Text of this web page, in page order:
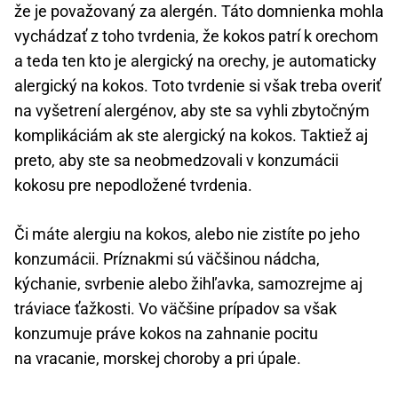
že je považovaný za alergén. Táto domnienka mohla
vychádzať z toho tvrdenia, že kokos patrí k orechom
a teda ten kto je alergický na orechy, je automaticky
alergický na kokos. Toto tvrdenie si však treba overiť
na vyšetrení alergénov, aby ste sa vyhli zbytočným
komplikáciám ak ste alergický na kokos. Taktiež aj
preto, aby ste sa neobmedzovali v konzumácii
kokosu pre nepodložené tvrdenia.
Či máte alergiu na kokos, alebo nie zistíte po jeho
konzumácii. Príznakmi sú väčšinou nádcha,
kýchanie, svrbenie alebo žihľavka, samozrejme aj
tráviace ťažkosti. Vo väčšine prípadov sa však
konzumuje práve kokos na zahnanie pocitu
na vracanie, morskej choroby a pri úpale.